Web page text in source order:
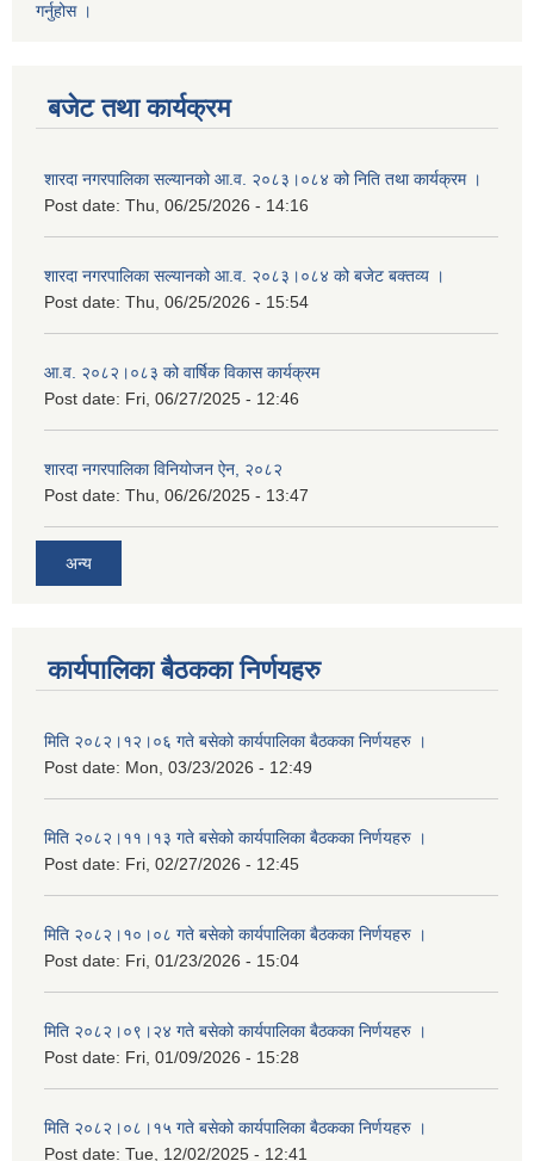
गर्नुहोस ।
बजेट तथा कार्यक्रम
शारदा नगरपालिका सल्यानको आ.व. २०८३।०८४ को निति तथा कार्यक्रम ।
Post date: Thu, 06/25/2026 - 14:16
शारदा नगरपालिका सल्यानको आ.व. २०८३।०८४ को बजेट बक्तव्य ।
Post date: Thu, 06/25/2026 - 15:54
आ.व. २०८२।०८३ को वार्षिक विकास कार्यक्रम
Post date: Fri, 06/27/2025 - 12:46
शारदा नगरपालिका विनियोजन ऐन, २०८२
Post date: Thu, 06/26/2025 - 13:47
अन्य
कार्यपालिका बैठकका निर्णयहरु
मिति २०८२।१२।०६ गते बसेको कार्यपालिका बैठकका निर्णयहरु ।
Post date: Mon, 03/23/2026 - 12:49
मिति २०८२।११।१३ गते बसेको कार्यपालिका बैठकका निर्णयहरु ।
Post date: Fri, 02/27/2026 - 12:45
मिति २०८२।१०।०८ गते बसेको कार्यपालिका बैठकका निर्णयहरु ।
Post date: Fri, 01/23/2026 - 15:04
मिति २०८२।०९।२४ गते बसेको कार्यपालिका बैठकका निर्णयहरु ।
Post date: Fri, 01/09/2026 - 15:28
मिति २०८२।०८।१५ गते बसेको कार्यपालिका बैठकका निर्णयहरु ।
Post date: Tue, 12/02/2025 - 12:41